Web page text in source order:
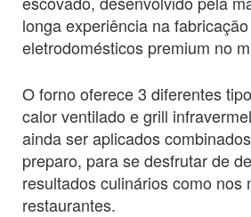
longa experiência na
eletrodomésticos premium no
O forno oferece 3 diferentes
calor ventilado e grill
ainda ser aplicados
preparo, para se desfrutar de
resultados culinários como nos
restaurantes.